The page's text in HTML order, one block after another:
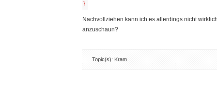
}
Nachvollziehen kann ich es allerdings nicht
anzuschaun?
Topic(s): Kram